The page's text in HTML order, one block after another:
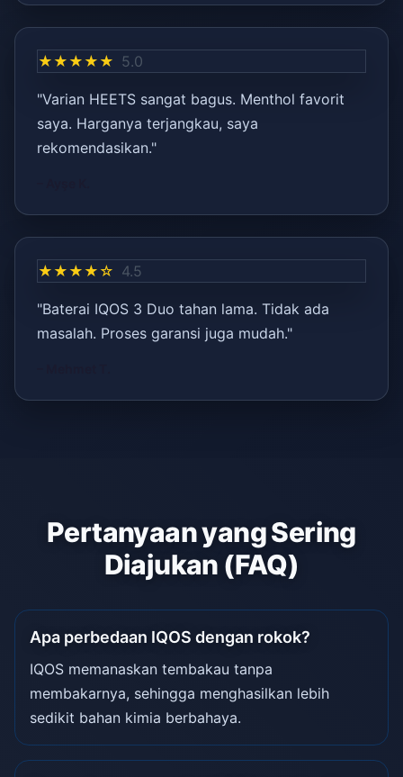
★★★★★ 5.0
"Varian HEETS sangat bagus. Menthol favorit
saya. Harganya terjangkau, saya
rekomendasikan."
★★★★☆ 4.5
"Baterai IQOS 3 Duo tahan lama. Tidak ada
masalah. Proses garansi juga mudah."
Pertanyaan yang Sering
Diajukan (FAQ)
Apa perbedaan IQOS dengan rokok?
IQOS memanaskan tembakau tanpa
membakarnya, sehingga menghasilkan lebih
sedikit bahan kimia berbahaya.